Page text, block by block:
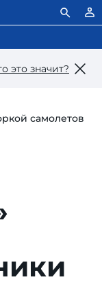
это значит?
самолетов